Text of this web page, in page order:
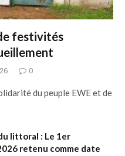
festivités
0
du peuple EWE et de
littoral : Le 1er
retenu comme date